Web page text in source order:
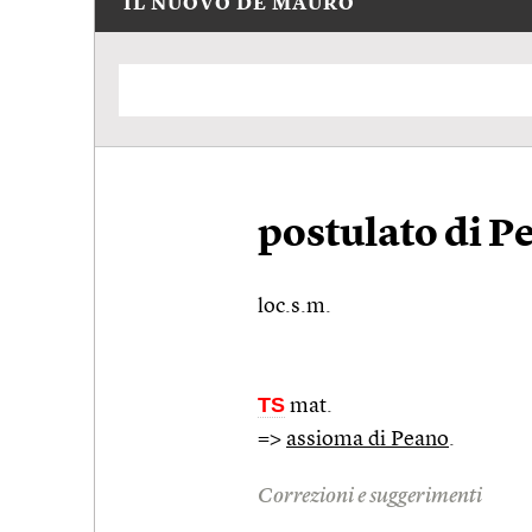
IL NUOVO DE MAURO
postulato di
loc.s.m.
TS mat.
=> assioma di Peano.
Correzioni e suggerimenti